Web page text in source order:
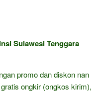
Sulawesi Tenggara
promo dan diskon nan
ongkir (ongkos kirim),